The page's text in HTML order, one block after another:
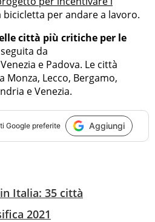
bicicletta per andare a lavoro.
città più critiche per le
da
e Padova. Le città
Lecco, Bergamo,
e Venezia.
Google preferite Aggiungi
Italia: 35 città
2021